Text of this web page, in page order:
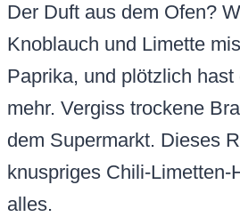
Der Duft aus dem Ofen?
Knoblauch und Limette
Paprika, und plötzlich
mehr. Vergiss trockene
dem Supermarkt. Dieses
knuspriges Chili-Limetten-
alles.